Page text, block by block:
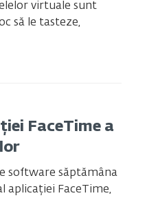
virtuale sunt
să le tasteze,
FaceTime a
software săptămâna
aplicației FaceTime,